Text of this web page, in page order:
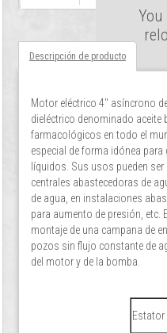
You
Descripción de producto
Motor eléctrico 4" asíncrono
dieléctrico denominado
farmacológicos en todo el
especial de forma idónea
líquidos. Sus usos pueden
centrales abastecedoras de
de agua, en instalaciones
para aumento de presión, etc.
montaje de una campana de
pozos sin flujo constante de
del motor y de la bomba.
Estator